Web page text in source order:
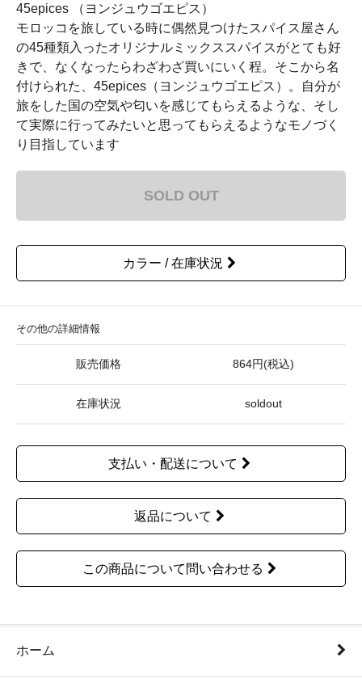
45epices （ヨンジュウゴエピス）
モロッコを旅している時に偶然見つけたスパイス屋さん
の45種類入ったオリジナルミックススパイスがとても好
きで、なくなったらわざわざ買いにいく程。そこから名
付けられた、45epices（ヨンジュウゴエピス）。自分が
旅をした国の空気や匂いを感じてもらえるような、そし
て実際に行ってみたいと思ってもらえるようなモノづく
り目指しています
SOLD OUT
カラー / 在庫状況
その他の詳細情報
販売価格 864円(税込)
在庫状況 soldout
支払い・配送について
返品について
この商品について問い合わせる
ホーム